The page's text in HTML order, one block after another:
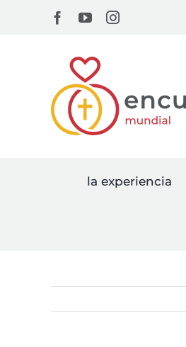
Facebook
YouTubeInstagram
la experiencia